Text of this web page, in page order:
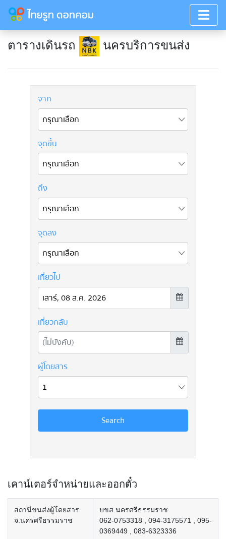
ตารางเดินรถ นครบริการขนส่ง
เคาน์เตอร์จำหน่ายและออกตั๋ว
สถานีขนส่งผู้โดยสาร
จ.นครศรีธรรมราช
บขส.นครศรีธรรมราช
062-0753318 , 094-3175571 , 095-
0369449 , 083-6323336